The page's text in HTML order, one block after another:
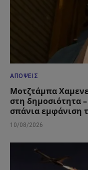
ΑΠΌΨΕΙΣ
Μοτζτάμπα
στη δημοσιότητα
σπάνια εμφάνιση
10/08/2026